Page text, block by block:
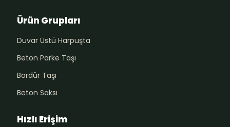
Ürün Grupları
Duvar Üstü Harpuşta
Beton Parke Taşı
Bordür Taşı
Beton Saksı
Hızlı Erişim